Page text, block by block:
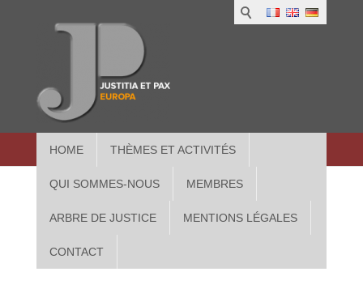
HOME THÈMES ET ACTIVITÉS
QUI SOMMES-NOUS MEMBRES
ARBRE DE JUSTICE MENTIONS LÉGALES
CONTACT
in